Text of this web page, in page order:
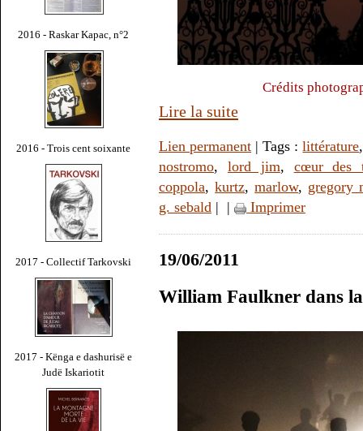
2016 - Raskar Kapac, n°2
2016 - Trois cent soixante
2017 - Collectif Tarkovski
2017 - Kënga e dashurisë e
Judë Iskariotit
Crédits
Lire la suite
Lien permanent | Tags :littérature
nostromo, lord jim, cœur des
coppola,kurtz,marlow, gregory
g. sebald | | Imprimer
19/06/2011
William Faulkner dans